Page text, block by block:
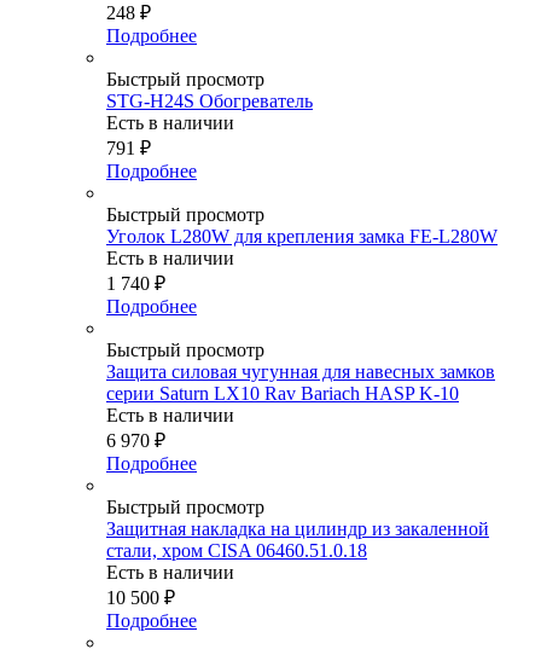
248 ₽
Подробнее
Быстрый просмотр
STG-H24S Обогреватель
Есть в наличии
791 ₽
Подробнее
Быстрый просмотр
Уголок L280W для крепления замка FE-L280W
Есть в наличии
1 740 ₽
Подробнее
Быстрый просмотр
Защита силовая чугунная для навесных замков
серии Saturn LX10 Rav Bariach HASP K-10
Есть в наличии
6 970 ₽
Подробнее
Быстрый просмотр
Защитная накладка на цилиндр из закаленной
стали, хром CISA 06460.51.0.18
Есть в наличии
10 500 ₽
Подробнее